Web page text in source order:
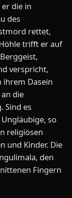
die in
des
rettet,
trifft er auf
verspricht,
ihrem Dasein
die
Sind es
so
religiösen
und Kinder. Die
den
Fingern